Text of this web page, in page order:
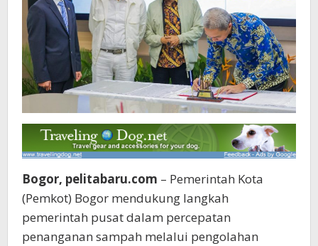
Bogor, pelitabaru.com – Pemerintah Kota
(Pemkot) Bogor mendukung langkah
pemerintah pusat dalam percepatan
penanganan sampah melalui pengolahan